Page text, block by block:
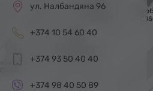
ул. Налбандяна 96
+374 10 54 60 40
+374 93 50 40 40
+374 98 40 50 89